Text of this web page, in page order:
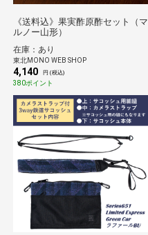
《送料込》果実酢原酢セット（マ
ルノー山形）
在庫：あり
東北MONO WEB SHOP
4,140 円 (税込)
380ポイント